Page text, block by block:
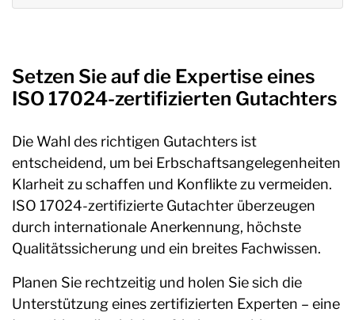
Setzen Sie auf die Expertise eines
ISO 17024-zertifizierten Gutachters
Die Wahl des richtigen Gutachters ist
entscheidend, um bei Erbschaftsangelegenheiten
Klarheit zu schaffen und Konflikte zu vermeiden.
ISO 17024-zertifizierte Gutachter überzeugen
durch internationale Anerkennung, höchste
Qualitätssicherung und ein breites Fachwissen.
Planen Sie rechtzeitig und holen Sie sich die
Unterstützung eines zertifizierten Experten – eine